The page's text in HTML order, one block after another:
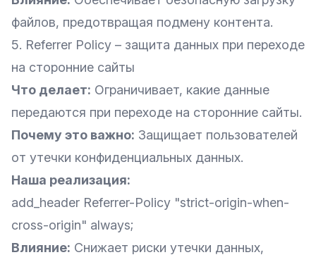
файлов, предотвращая подмену контента.
5. Referrer Policy – защита данных при переходе
на сторонние сайты
Что делает: Ограничивает, какие данные
передаются при переходе на сторонние сайты.
Почему это важно: Защищает пользователей
от утечки конфиденциальных данных.
Наша реализация:
add_header Referrer-Policy "strict-origin-when-
cross-origin" always;
Влияние: Снижает риски утечки данных,